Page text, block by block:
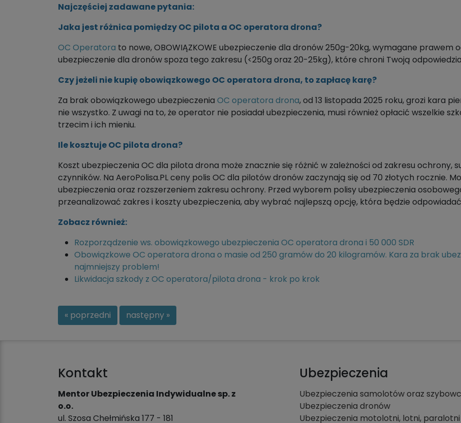
Najczęściej zadawane pytania:
Jaka jest różnica pomiędzy OC pilota a OC operatora drona?
OC Operatora to nowe, OBOWIĄZKOWE ubezpieczenie dla dronów 250g-20kg, wymagane prawem od
ubezpieczenie dla dronów spoza tego zakresu (<250g oraz 20-25kg), które chroni Twoją
Czy jeżeli nie kupię obowiązkowego OC operatora drona, to zapłacę karę?
Za brak obowiązkowego ubezpieczenia OC operatora drona, od 13 listopada 2025 roku, grozi kara
nie wszystko. Z uwagi na to, że operator nie posiadał ubezpieczenia, musi również opłacić wszelkie
trzecim i ich mieniu.
Ile kosztuje OC pilota drona?
Koszt ubezpieczenia OC dla pilota drona może znacznie się różnić w zależności od zakresu ochrony,
czynników. Na AeroPolisa.PL ceny polis OC dla pilotów dronów zaczynają się od 70 złotych rocznie.
ubezpieczenia oraz rozszerzeniem zakresu ochrony. Przed wyborem polisy ubezpieczenia
przeanalizować zakres i koszty ubezpieczenia, aby wybrać najlepszą opcję, która będzie
Zobacz również:
Rozporządzenie ws. obowiązkowego ubezpieczenia OC operatora drona i 50 000 SDR
Obowiązkowe OC operatora drona o masie od 250 gramów do 20 kilogramów. Kara za brak
najmniejszy problem!
Likwidacja szkody z OC operatora/pilota drona - krok po krok
« poprzedni następny »
Kontakt
Mentor Ubezpieczenia Indywidualne sp. z
o.o.
ul. Szosa Chełmińska 177 - 181
Ubezpieczenia
Ubezpieczenia samolotów oraz
Ubezpieczenia dronów
Ubezpieczenia motolotni, lotni,